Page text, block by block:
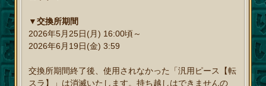
▼交換所期間
2026年5月25日(月) 16:00頃～
2026年6月19日(金) 3:59
交換所期間終了後、使用されなかった「汎用ピース【転
スラ】」は消滅いたします。持ち越しはできませんの